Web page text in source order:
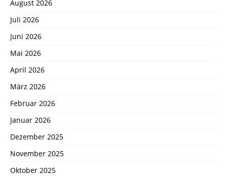
August 2026
Juli 2026
Juni 2026
Mai 2026
April 2026
März 2026
Februar 2026
Januar 2026
Dezember 2025
November 2025
Oktober 2025